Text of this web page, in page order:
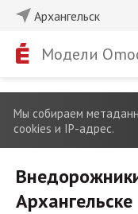
Архангельск
Модели
Мы собираем
cookies и IP-адрес.
Архангельске